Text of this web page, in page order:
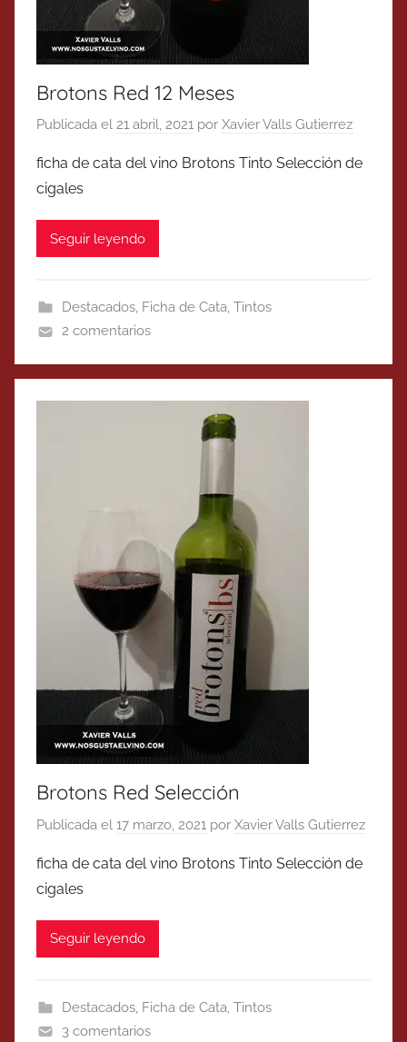
Brotons Red 12 Meses
Publicada el 21 abril, 2021 por Xavier Valls Gutierrez
ficha de cata del vino Brotons Tinto Selección de
cigales
Seguir leyendo
Destacados, Ficha de Cata, Tintos
2 comentarios
Brotons Red Selección
Publicada el 17 marzo, 2021 por Xavier Valls Gutierrez
ficha de cata del vino Brotons Tinto Selección de
cigales
Seguir leyendo
Destacados, Ficha de Cata, Tintos
3 comentarios